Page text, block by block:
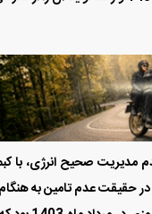
صحیح انرژی، با
عدم تامین به هنگام
چالش صنعت
با رویکرد نوین
خودروساز، بایستی به
امیدوار بود.